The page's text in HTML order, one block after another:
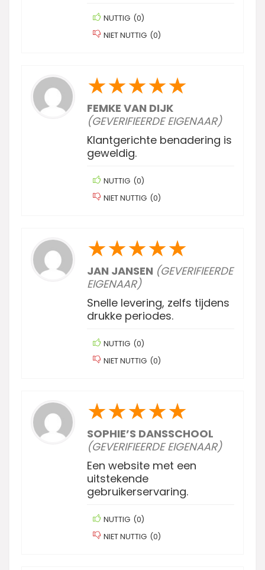
NUTTIG (0)
NIET NUTTIG (0)
★★★★★
FEMKE VAN DIJK
(GEVERIFIEERDE EIGENAAR)
Klantgerichte benadering is
geweldig.
NUTTIG (0)
NIET NUTTIG (0)
★★★★★
JAN JANSEN (GEVERIFIEERDE
EIGENAAR)
Snelle levering, zelfs tijdens
drukke periodes.
NUTTIG (0)
NIET NUTTIG (0)
★★★★★
SOPHIE’S DANSSCHOOL
(GEVERIFIEERDE EIGENAAR)
Een website met een
uitstekende
gebruikerservaring.
NUTTIG (0)
NIET NUTTIG (0)